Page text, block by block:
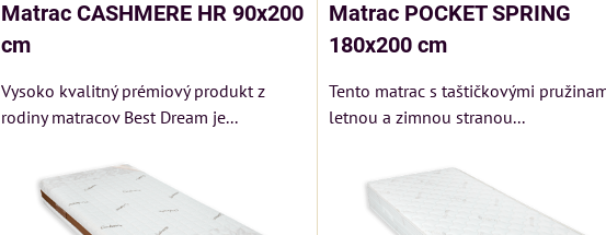
Matrac CASHMERE HR 90x200
cm
Vysoko kvalitný prémiový produkt z
rodiny matracov Best Dream je...
Matrac POCKET SPRING
180x200 cm
Tento matrac s taštičkovými
letnou a zimnou stranou...